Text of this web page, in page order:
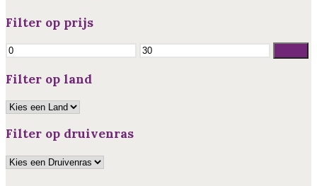
Filter op prijs
Min.
Max.
Filter op land
Filter op druivenras